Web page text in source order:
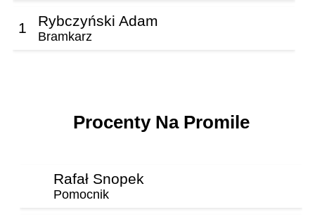
1 Rybczyński Adam
Bramkarz
Procenty Na Promile
Rafał Snopek
Pomocnik